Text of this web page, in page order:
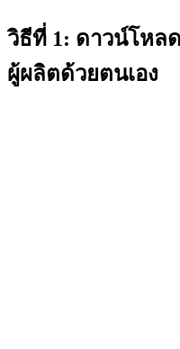
วิธีที่ 1: ดาวน์โหล
ผู้ผลิตด้วยตนเอง